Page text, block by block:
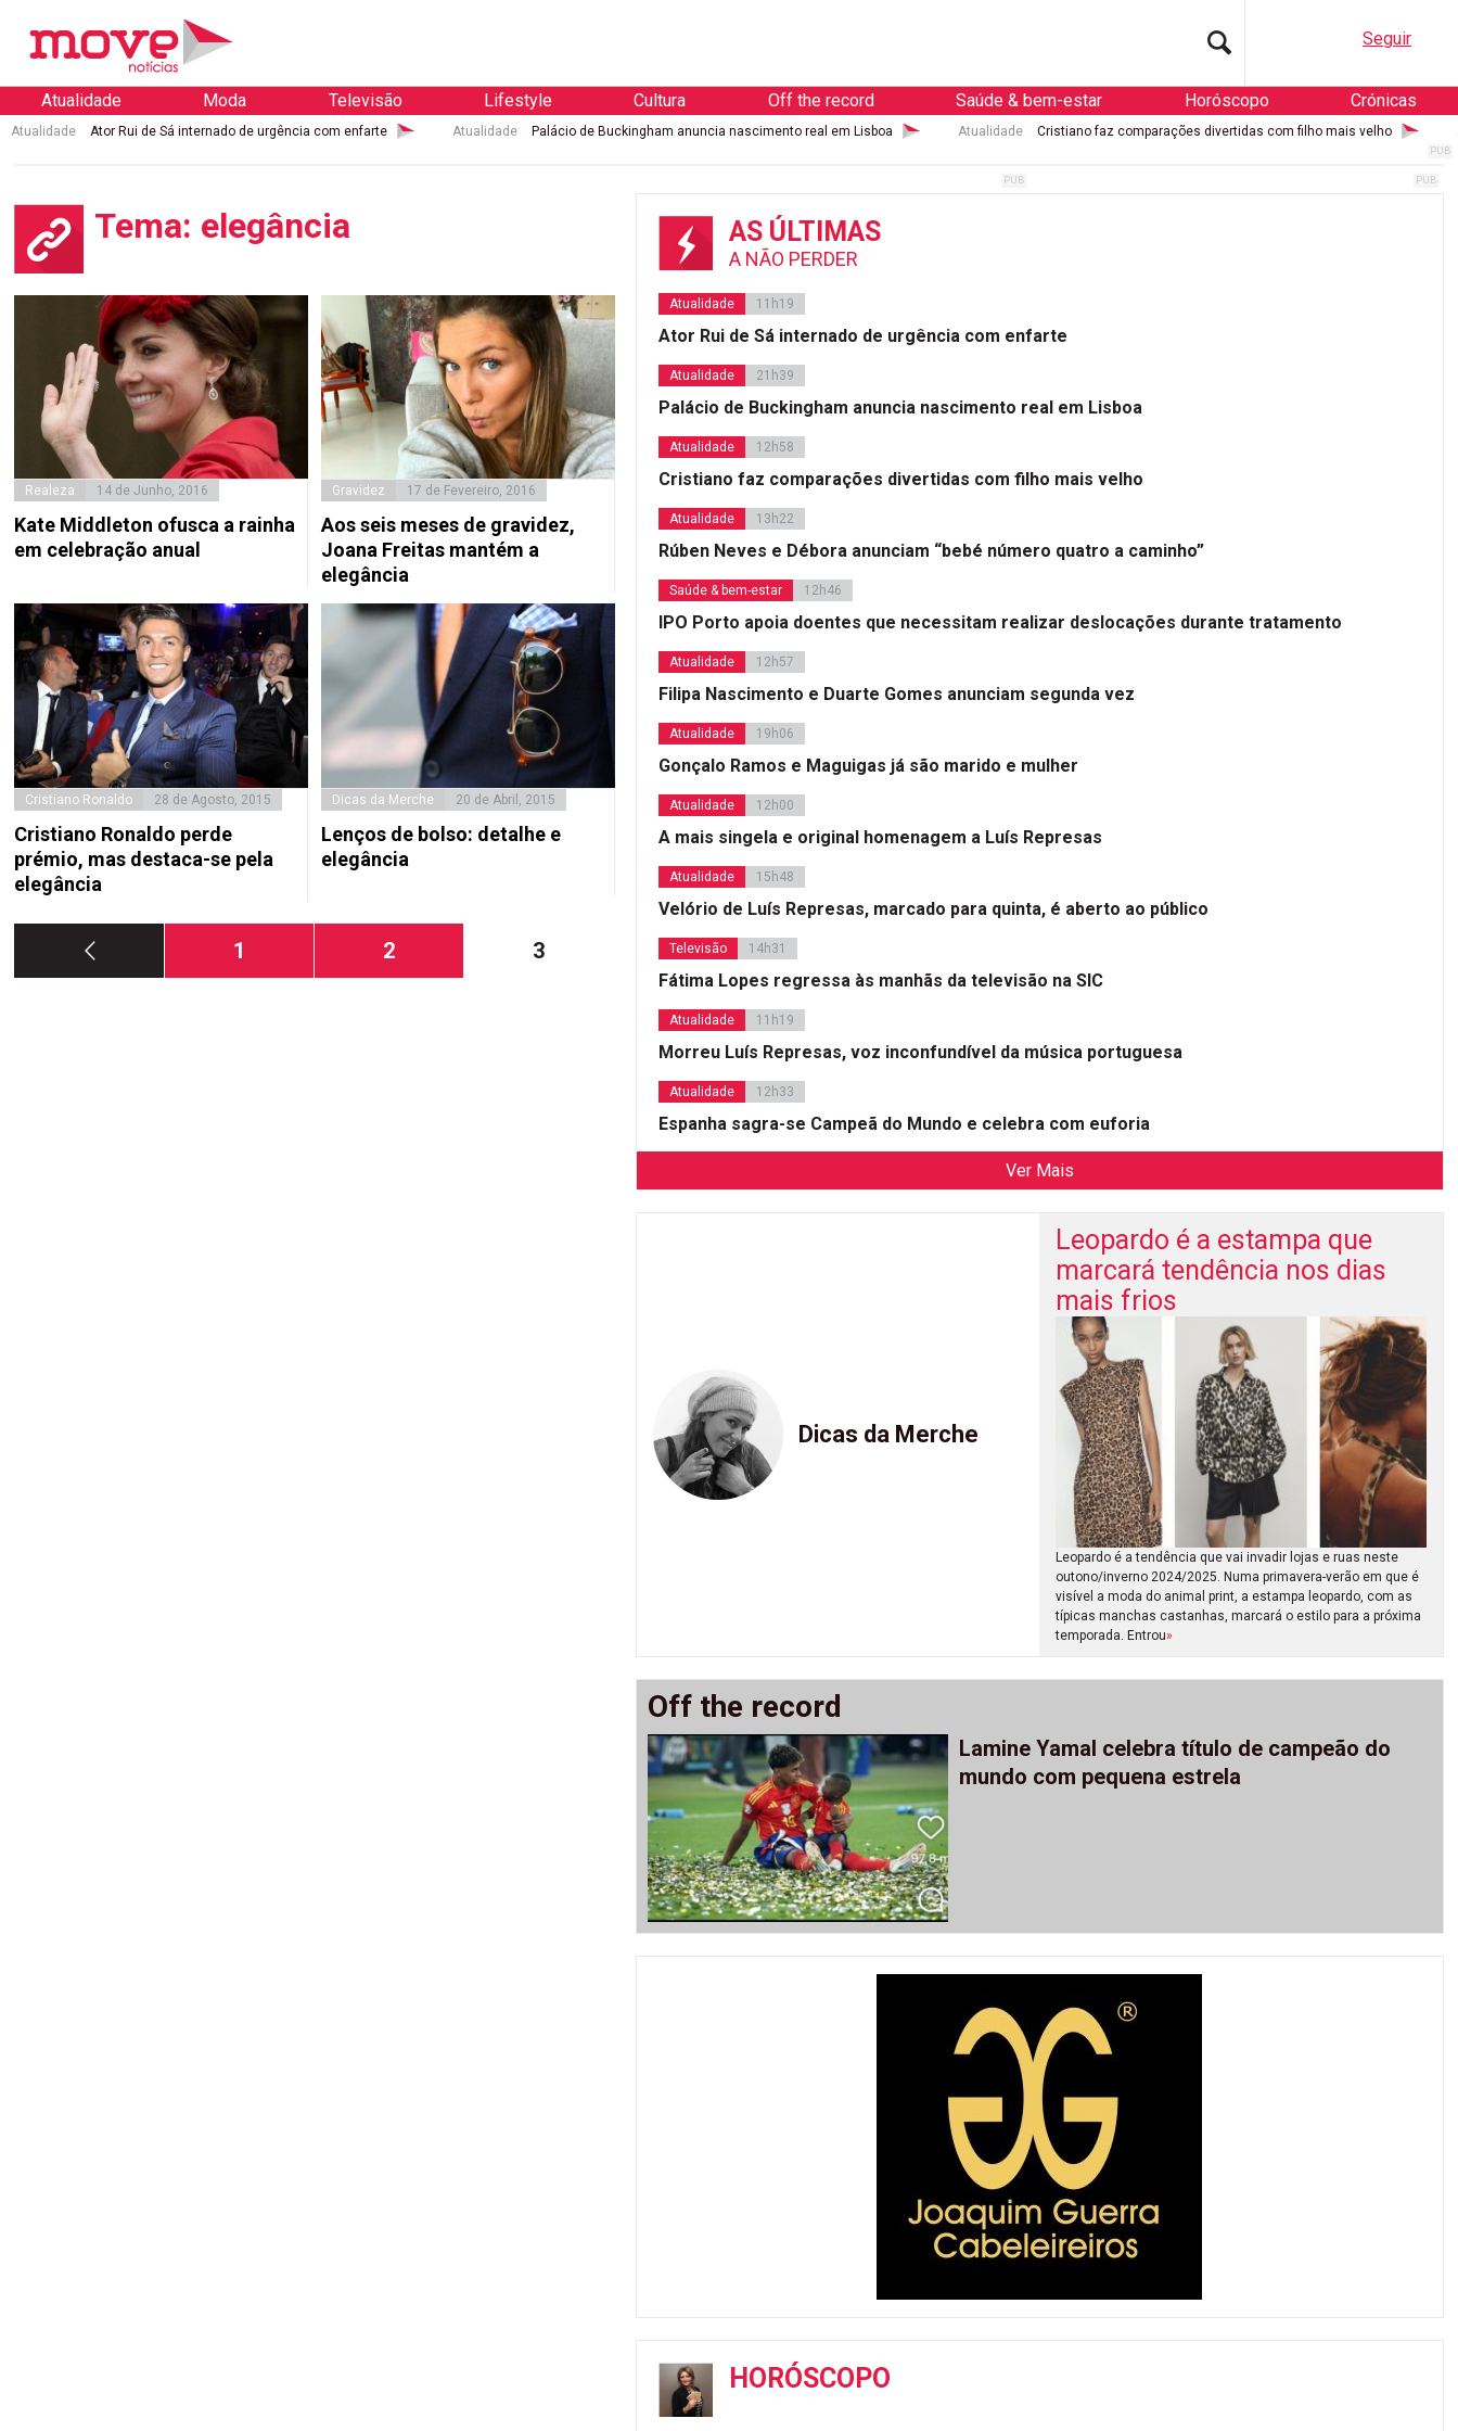
Seguir
Atualidade Moda Televisão Lifestyle Cultura Off the record Saúde & bem-estar Horóscopo Crónicas
Atualidade Ator Rui de Sá internado de urgência com enfarte Atualidade Palácio de Buckingham anuncia nascimento real em Lisboa Atualidade Cristiano faz comparações divertidas com filho mais velho
Tema: elegância
Realeza 14 de Junho, 2016
Kate Middleton ofusca a rainha
em celebração anual
Gravidez 17 de Fevereiro, 2016
Aos seis meses de gravidez,
Joana Freitas mantém a
elegância
Cristiano Ronaldo 28 de Agosto, 2015
Cristiano Ronaldo perde
prémio, mas destaca-se pela
elegância
Dicas da Merche 20 de Abril, 2015
Lenços de bolso: detalhe e
elegância
Paginação
dos
Página
1 Página
2 Página
3
AS ÚLTIMAS
A NÃO PERDER
Atualidade 11h19
Ator Rui de Sá internado de urgência com enfarte
Atualidade 21h39
Palácio de Buckingham anuncia nascimento real em Lisboa
Atualidade 12h58
Cristiano faz comparações divertidas com filho mais velho
Atualidade 13h22
Rúben Neves e Débora anunciam “bebé número quatro a caminho”
Saúde & bem-estar 12h46
IPO Porto apoia doentes que necessitam realizar deslocações durante tratamento
Atualidade 12h57
Filipa Nascimento e Duarte Gomes anunciam segunda vez
Atualidade 19h06
Gonçalo Ramos e Maguigas já são marido e mulher
Atualidade 12h00
A mais singela e original homenagem a Luís Represas
Atualidade 15h48
Velório de Luís Represas, marcado para quinta, é aberto ao público
Televisão 14h31
Fátima Lopes regressa às manhãs da televisão na SIC
Atualidade 11h19
Morreu Luís Represas, voz inconfundível da música portuguesa
Atualidade 12h33
Espanha sagra-se Campeã do Mundo e celebra com euforia
Ver Mais
Dicas da Merche
Leopardo é a estampa que
marcará tendência nos dias
mais frios
Leopardo é a tendência que vai invadir lojas e ruas neste
outono/inverno 2024/2025. Numa primavera-verão em que é
visível a moda do animal print, a estampa leopardo, com as
típicas manchas castanhas, marcará o estilo para a próxima
temporada. Entrou»
Off the record
Lamine Yamal celebra título de campeão do
mundo com pequena estrela
HORÓSCOPO